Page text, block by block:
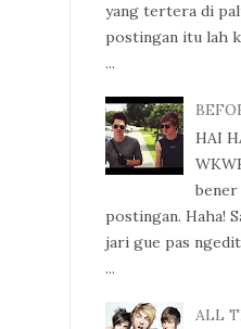
yang tertera di
postingan itu lah
...
HAI
postingan. Haha!
jari gue pas
...
ALL